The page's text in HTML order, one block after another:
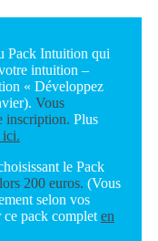
Pack Intuition qui
intuition –
« Développez
Vous
inscription. Plus
ici.
le Pack
200 euros. (Vous
selon vos
pack complet en